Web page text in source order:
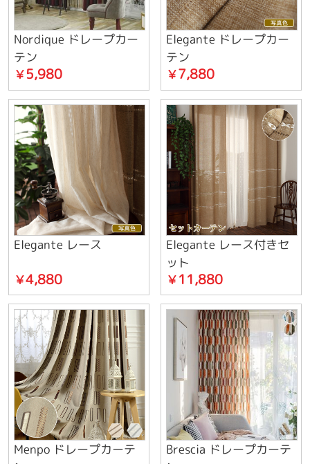
Nordique ドレープカー
テン
￥5,980
Elegante ドレープカー
テン
￥7,880
Elegante レース
￥4,880
Elegante レース付きセ
ット
￥11,880
Menpo ドレープカーテ
Brescia ドレープカーテ